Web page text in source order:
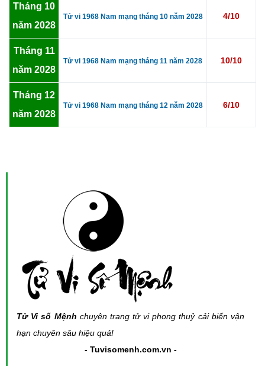
Tháng 10
năm 2028
Tử vi 1968 Nam mạng tháng 10 năm 2028 4/10
Tháng 11
năm 2028
Tử vi 1968 Nam mạng tháng 11 năm 2028 10/10
Tháng 12
năm 2028
Tử vi 1968 Nam mạng tháng 12 năm 2028 6/10
Tử Vi số Mệnh chuyên trang tử vi phong thuỷ cải biến vận
hạn chuyên sâu hiệu quả!
- Tuvisomenh.com.vn -